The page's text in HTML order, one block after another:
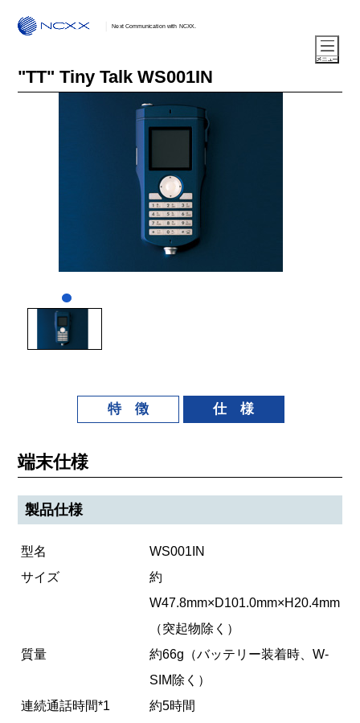
Next Communication with NCXX.
"TT" Tiny Talk WS001IN
特 徴 仕 様
端末仕様
製品仕様
型名
WS001IN
サイズ
約
W47.8mm×D101.0mm×H20.4mm
（突起物除く）
質量
約66g（バッテリー装着時、W-
SIM除く）
連続通話時間*1
約5時間